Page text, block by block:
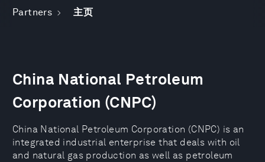
Partners 主页
China National Petroleum
Corporation (CNPC)
China National Petroleum Corporation (CNPC) is an
integrated industrial enterprise that deals with oil
and natural gas production as well as petroleum